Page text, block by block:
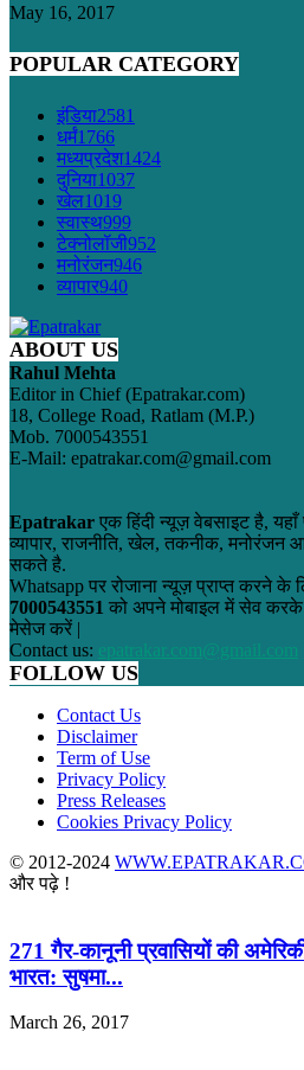
May 16, 2017
POPULAR CATEGORY
इंडिया2581
धर्मं1766
मध्यप्रदेश1424
दुनिया1037
खेल1019
स्वास्थ999
टेक्नोलॉजी952
मनोरंजन946
व्यापार940
ABOUT US
Rahul Mehta
Editor in Chief (Epatrakar.com)
18, College Road, Ratlam (M.P.)
Mob. 7000543551
E-Mail: epatrakar.com@gmail.com
Epatrakar एक हिंदी न्यूज़ वेबसाइट है,
व्यापार, राजनीति, खेल, तकनीक, मनोरंजन
सकते है.
Whatsapp पर रोजाना न्यूज़ प्राप्त करने के
7000543551 को अपने मोबाइल में सेव
मेसेज करें |
Contact us: epatrakar.com@gmail.com
FOLLOW US
Contact Us
Disclaimer
Term of Use
Privacy Policy
Press Releases
Cookies Privacy Policy
© 2012-2024
और पढ़े !
271 गैर-कानूनी प्रवासियों की
भारत: सुषमा...
March 26, 2017